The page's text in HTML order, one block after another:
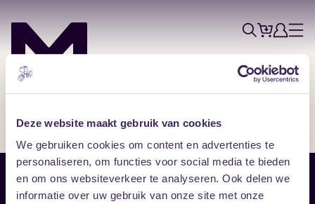
Deze website maakt gebruik van cookies
We gebruiken cookies om content en advertenties te
personaliseren, om functies voor social media te bieden
en om ons websiteverkeer te analyseren. Ook delen we
informatie over uw gebruik van onze site met onze
ZoekTicketsAccount
Menu
Sitemap